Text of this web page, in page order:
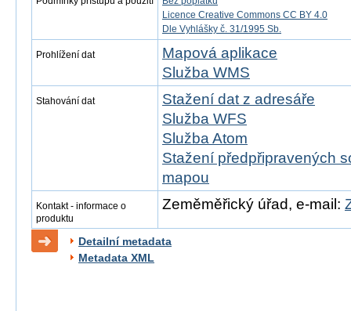
Licence Creative Commons CC BY 4.0
Dle Vyhlášky č. 31/1995 Sb.
Prohlížení dat
Mapová aplikace
Služba WMS
Stahování dat
Stažení dat z adresáře
Služba WFS
Služba Atom
Stažení předpřipravených
mapou
Kontakt - informace o
produktu
Zeměměřický úřad, e-mail:
Detailní metadata
Metadata XML